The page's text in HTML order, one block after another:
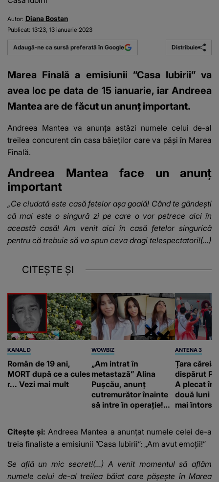
Autor: Diana Bostan
Publicat: 13:23, 13 ianuarie 2023
Adaugă-ne ca sursă preferată în Google Distribuie
Marea Finală a emisiunii ”Casa Iubirii” va
avea loc pe data de 15 ianuarie, iar Andreea
Mantea are de făcut un anunț important.
Andreea Mantea va anunța astăzi numele celui de-al
treilea concurent din casa băieților care va păși în Marea
Finală.
Andreea Mantea face un anunț
important
„Ce ciudată este casă fetelor așa goală! Când te gândești
că mai este o singură zi pe care o vor petrece aici în
această casă! Am venit aici în casă fetelor singurică
pentru că trebuie să va spun ceva dragi telespectatori!(...)
CITEȘTE ȘI
KANAL D
Român de 19 ani,
MORT după ce a cules
r... Vezi mai mult
WOWBIZ
„Am intrat în
metastază” Alina
Pușcău, anunț
cutremurător înainte
să intre în operație!
fanilor
ANTENA 3
Țara căreia
dispărut
A plecat în
două luni
mai întors
Citește și:Andreea Mantea a anunțat numele celei de-a
treia finaliste a emisiunii ”Casa Iubirii”: „Am avut emoții!”
Se află un mic secret!(...) A venit momentul să aflăm
numele celui de-al treilea băiat care pășește în Marea